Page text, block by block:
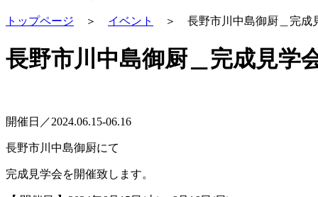
トップページ ＞ イベント ＞ 長野市川中島御厨＿完成
長野市川中島御厨＿完成見学
開催日／2024.06.15-06.16
長野市川中島御厨にて
完成見学会を開催致します。